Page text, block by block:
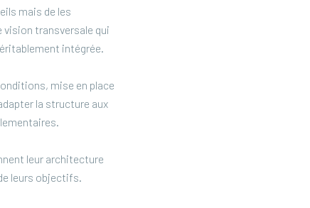
mais de les
vision transversale qui
intégrée.
mise en place
la structure aux
leur architecture
leurs objectifs.